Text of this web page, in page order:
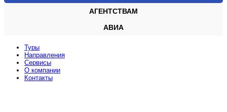
АГЕНТСТВАМ
АВИА
Туры
Направления
Сервисы
O компании
Контакты